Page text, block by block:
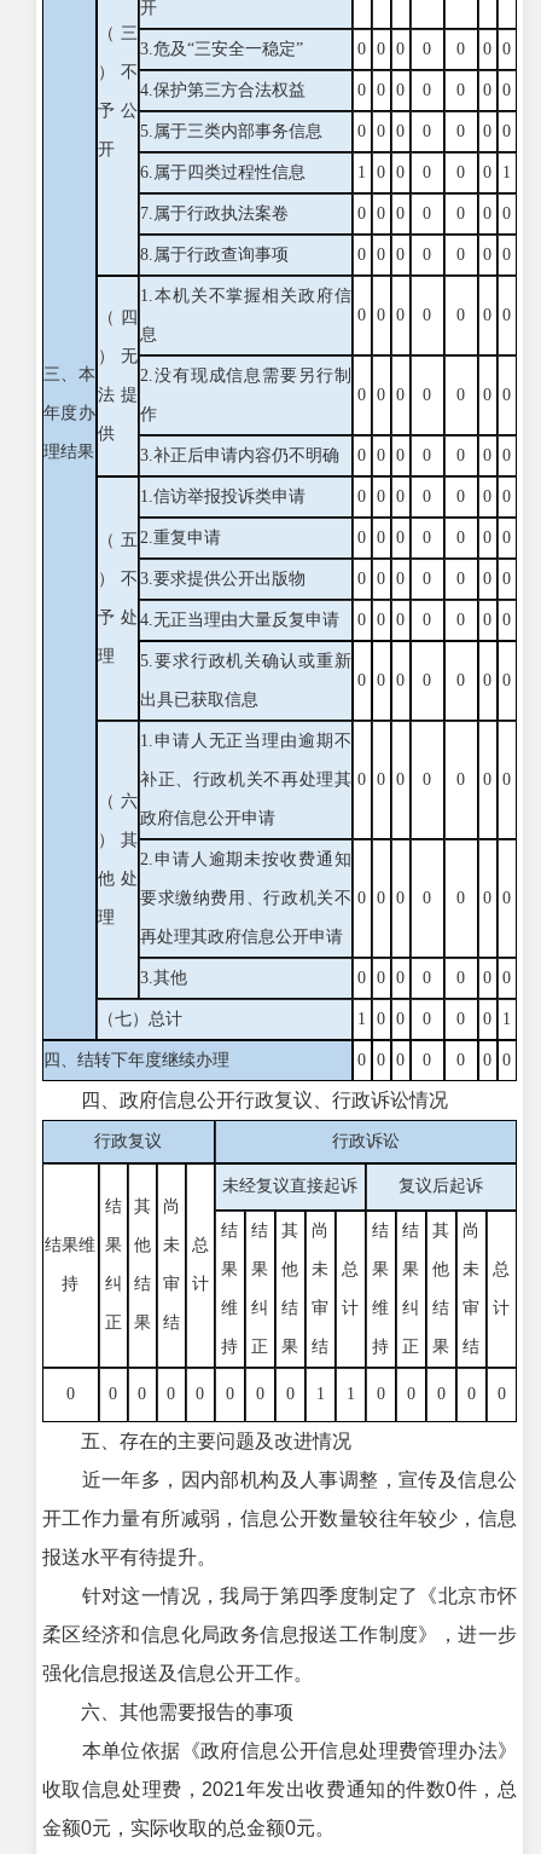
三、本
年度办
理结果
（三
）不
予公
开
开
3.危及“三安全一稳定” 0 0 0 0 0 0 0
4.保护第三方合法权益 0 0 0 0 0 0 0
5.属于三类内部事务信息 0 0 0 0 0 0 0
6.属于四类过程性信息 1 0 0 0 0 0 1
7.属于行政执法案卷 0 0 0 0 0 0 0
8.属于行政查询事项 0 0 0 0 0 0 0
（四
）无
法提
供
1.本机关不掌握相关政府信
息
0 0 0 0 0 0 0
2.没有现成信息需要另行制
作
0 0 0 0 0 0 0
3.补正后申请内容仍不明确 0 0 0 0 0 0 0
（五
）不
予处
理
1.信访举报投诉类申请 0 0 0 0 0 0 0
2.重复申请 0 0 0 0 0 0 0
3.要求提供公开出版物 0 0 0 0 0 0 0
4.无正当理由大量反复申请 0 0 0 0 0 0 0
5.要求行政机关确认或重新
出具已获取信息
0 0 0 0 0 0 0
（六
）其
他处
理
1.申请人无正当理由逾期不
补正、行政机关不再处理其
政府信息公开申请
0 0 0 0 0 0 0
2.申请人逾期未按收费通知
要求缴纳费用、行政机关不
再处理其政府信息公开申请
0 0 0 0 0 0 0
3.其他 0 0 0 0 0 0 0
（七）总计 1 0 0 0 0 0 1
四、结转下年度继续办理 0 0 0 0 0 0 0
四、政府信息公开行政复议、行政诉讼情况
行政复议 行政诉讼
结果维
持
结
果
纠
正
其
他
结
果
尚
未
审
结
总
计
未经复议直接起诉 复议后起诉
结
果
维
持
结
果
纠
正
其
他
结
果
尚
未
审
结
总
计
结
果
维
持
结
果
纠
正
其
他
结
果
尚
未
审
结
总
计
0 0 0 0 0 0 0 0 1 1 0 0 0 0 0
五、存在的主要问题及改进情况
近一年多，因内部机构及人事调整，宣传及信息公
开工作力量有所减弱，信息公开数量较往年较少，信息
报送水平有待提升。
针对这一情况，我局于第四季度制定了《北京市怀
柔区经济和信息化局政务信息报送工作制度》，进一步
强化信息报送及信息公开工作。
六、其他需要报告的事项
本单位依据《政府信息公开信息处理费管理办法》
收取信息处理费，2021年发出收费通知的件数0件，总
金额0元，实际收取的总金额0元。